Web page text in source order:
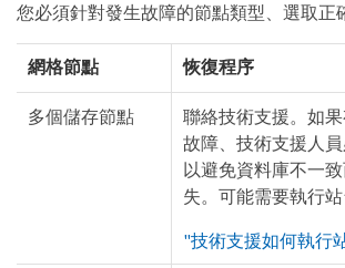
您必須針對發生故障的節點類型、選取正
網格節點 恢復程序
多個儲存節點
聯絡技術支援。如
故障、技術支援人員
以避免資料庫不一
失。可能需要執行站
"技術支援如何執行